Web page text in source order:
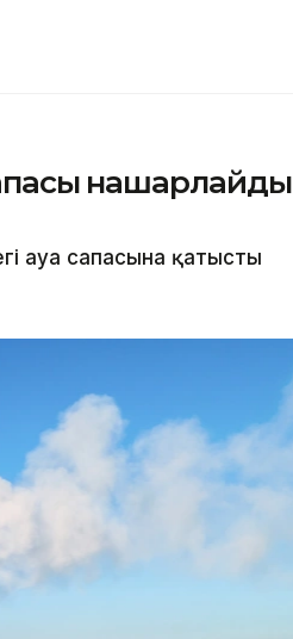
нашарлайды
ауа сапасына қатысты